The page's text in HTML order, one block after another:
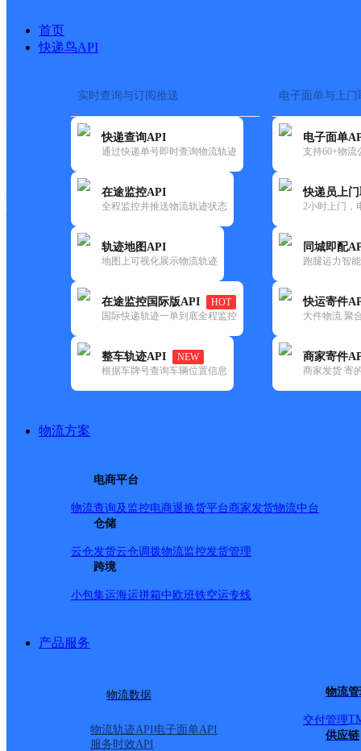
首页
快递鸟API
实时查询与订阅推送
快递查询API
通过快递单号即时查询物流轨迹
在途监控API
全程监控并推送物流轨迹状态
轨迹地图API
地图上可视化展示物流轨迹
在途监控国际版API
HOT
国际快递轨迹一单到底全程监控
整车轨迹API
NEW
根据车牌号查询车辆位置信息
电子面单与上门
电子面单
支持60+物流
快递员上
2小时上门，
同城即配
跑腿运力智
快运寄件
大件物流 聚
商家寄件
商家发货 寄
物流方案
电商平台
物流查询及监控电商退换货平台商家发货物流中台
仓储
云仓发货云仓调拨物流监控发货管理
跨境
小包集运海运拼箱中欧班铁空运专线
产品服务
物流数据
物流轨迹API电子面单API
服务时效API
物流
交付管理
供应链
快运大全 快递时效
韵达
河南安阳公司文峰区高庄镇分部
更新时间：2022-07-14 00:00:00
所属快递：韵达速递
所属区域：河南省-安阳市-文峰区
网点地址：河南省安阳市文峰区高庄乡安濮路东段
网点负责人：